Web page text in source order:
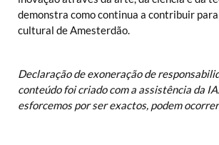
demonstra como continua a contribuir
cultural de Amesterdão.
Declaração de exoneração de
conteúdo foi criado com a assistência da
esforcemos por ser exactos, podem